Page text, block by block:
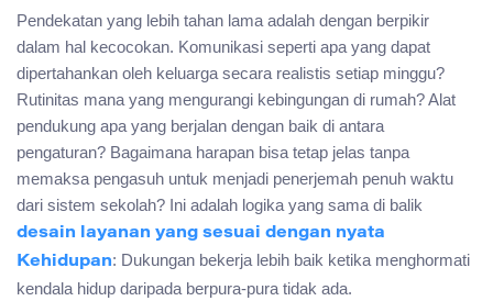
Pendekatan yang lebih tahan lama adalah dengan berpikir
dalam hal kecocokan. Komunikasi seperti apa yang dapat
dipertahankan oleh keluarga secara realistis setiap minggu?
Rutinitas mana yang mengurangi kebingungan di rumah? Alat
pendukung apa yang berjalan dengan baik di antara
pengaturan? Bagaimana harapan bisa tetap jelas tanpa
memaksa pengasuh untuk menjadi penerjemah penuh waktu
dari sistem sekolah? Ini adalah logika yang sama di balik
desain layanan yang sesuai dengan nyata
Kehidupan: Dukungan bekerja lebih baik ketika menghormati
kendala hidup daripada berpura-pura tidak ada.